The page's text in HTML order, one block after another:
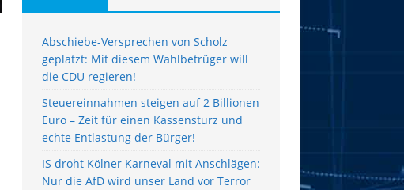
Abschiebe-Versprechen von Scholz
geplatzt: Mit diesem Wahlbetrüger will
die CDU regieren!
Steuereinnahmen steigen auf 2 Billionen
Euro – Zeit für einen Kassensturz und
echte Entlastung der Bürger!
IS droht Kölner Karneval mit Anschlägen:
Nur die AfD wird unser Land vor Terror